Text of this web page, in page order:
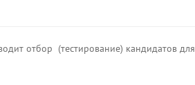
отбор (тестирование) кандидатов для